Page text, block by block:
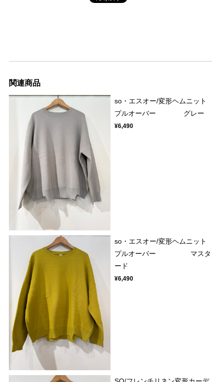
関連商品
so・エスオー/変形ヘムニット
プルオーバー グレー
¥6,490
so・エスオー/変形ヘムニット
プルオーバー マスタ
ード
¥6,490